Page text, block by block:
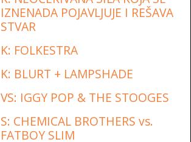
IZNENADA POJAVLJUJE I REŠAVA
STVAR
K: FOLKESTRA
K: BLURT + LAMPSHADE
VS: IGGY POP & THE STOOGES
S: CHEMICAL BROTHERS vs.
FATBOY SLIM